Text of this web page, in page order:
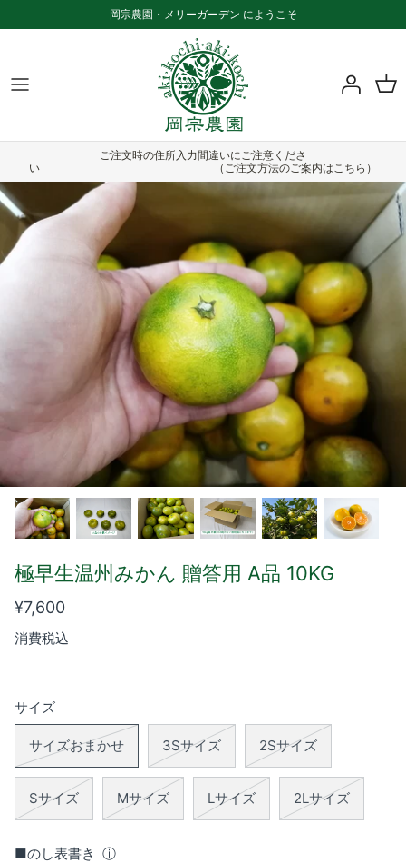
to
岡宗農園・メリーガーデン にようこそ
メリーガーデンについて
カフェ
ワークショップ
商品一覧
贈答用から選ぶ
家庭用から選ぶ
ご注文方法
複数商品の発送について
お知らせ一覧
ふるさと納税をご利用の方へ
特定商取引法に基づく表記
ハウス小夏 贈答用 A品 5kg
From ¥5,800 売り切れ
ハウス小夏 贈答用 A
From ¥4,200
ご注文時の住所入力間違いにご注意くださ
い （ご注文方法のご案内はこちら）
極早生温州みかん 贈答用 A品 10KG
¥7,600
消費税込
サイズ
サイズおまかせ 3Sサイズ 2Sサイズ
Sサイズ Mサイズ Lサイズ 2Lサイズ
■のし表書き ⓘ